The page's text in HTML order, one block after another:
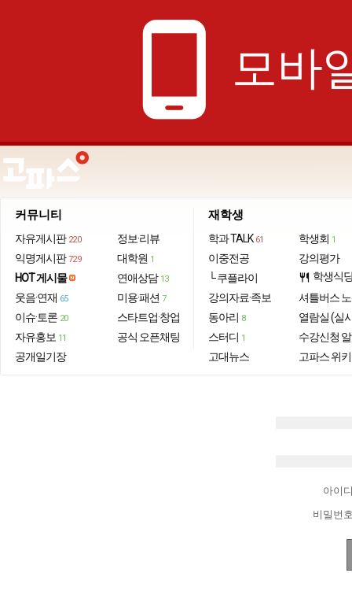
phone_android 모바
커뮤니티
자유게시판 220
익명게시판 729
HOT 게시물
웃음·연재 65
이슈·토론 20
자유홍보 11
공개일기장
정보·리뷰
대학원 1
연애상담 13
미용·패션 7
스타트업·창업
공식 오픈채팅
재학생
학과 TALK 61
이중전공
└ 쿠플라이
강의자료·족보
동아리 8
스터디 1
고대뉴스
학생회 1
강의평가
restaurant 학생식
셔틀버스
열람실 (실
수강신청
고파스 위키
아이
비밀번